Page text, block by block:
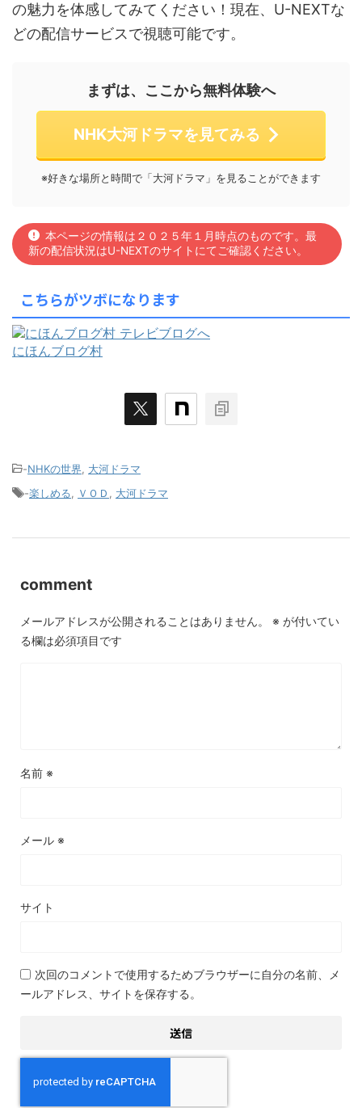
の魅力を体感してみてください！現在、U-NEXTな
どの配信サービスで視聴可能です。
まずは、ここから無料体験へ
NHK大河ドラマを見てみる
※好きな場所と時間で「大河ドラマ」を見ることができます
本ページの情報は２０２５年１月時点のものです。最
新の配信状況はU-NEXTのサイトにてご確認ください。
こちらがツボになります
にほんブログ村
-NHKの世界
大河ドラマ
-楽しめる ＶＯＤ 大河ドラマ
comment
メールアドレスが公開されることはありません。 ※ が付いてい
る欄は必須項目です
名前 ※
メール ※
サイト
次回のコメントで使用するためブラウザーに自分の名前、メ
ールアドレス、サイトを保存する。